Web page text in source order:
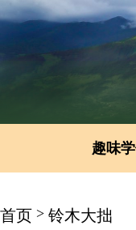
趣味
首页 > 铃木大拙